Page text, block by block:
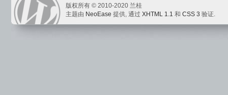
版权所有 © 2010-2020 兰桂
主题由 NeoEase 提供, 通过 XHTML 1.1 和 CSS 3 验证.